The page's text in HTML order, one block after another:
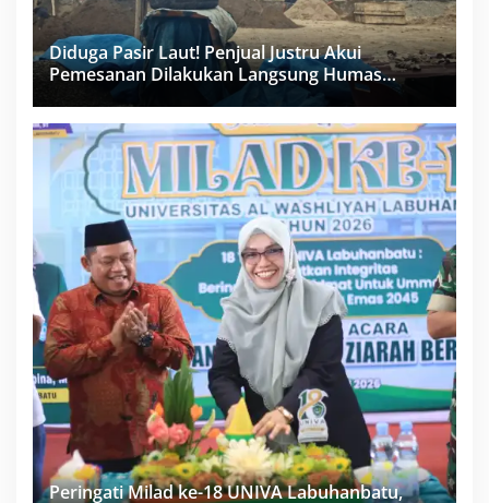
Diduga Pasir Laut! Penjual Justru Akui
Pemesanan Dilakukan Langsung Humas
Peringati Milad ke-18 UNIVA Labuhanbatu,